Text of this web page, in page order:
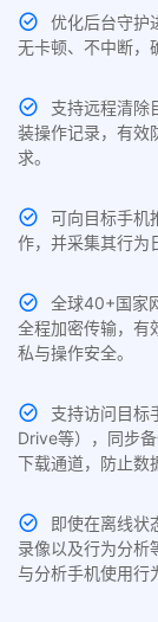
优化后台守护
无卡顿、不中断，
支持远程清除
装操作记录，有效
求。
可向目标手机
作，并采集其行为
全球40+国家
全程加密传输，有
私与操作安全。
支持访问目标
Drive等），同步
下载通道，防止数
即使在离线状
录像以及行为分析
与分析手机使用行